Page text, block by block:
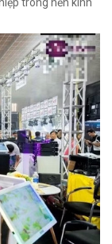
trong nền kinh